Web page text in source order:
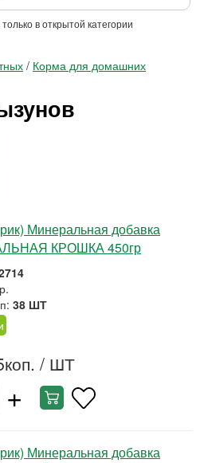
только в открытой категории
/ Корма для домашних
Минеральная добавка
КРОШКА 450гр
38 ШТ
/ ШТ
+
Минеральная добавка